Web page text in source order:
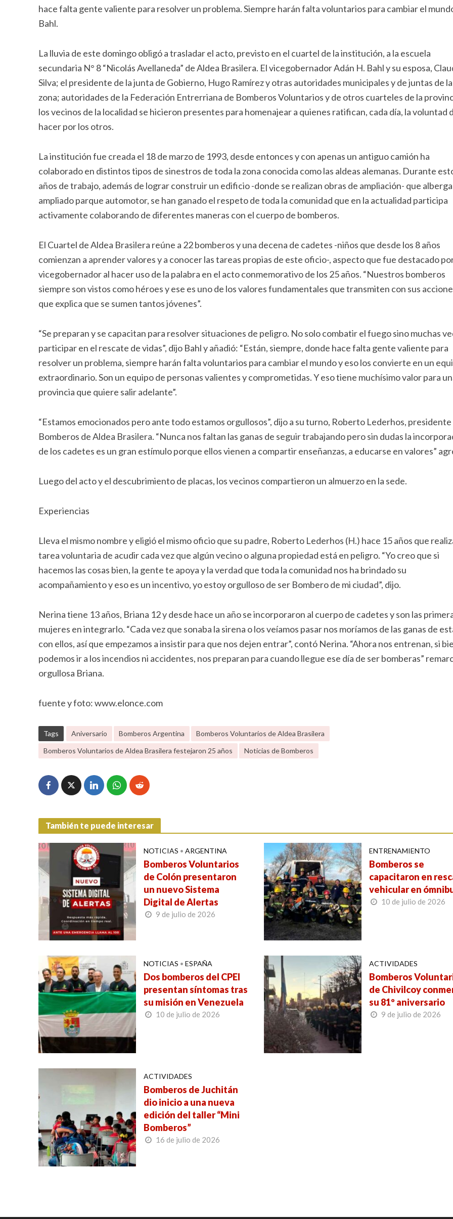
hace falta gente valiente para resolver un problema. Siempre harán falta voluntarios para cambiar el
Bahl.
La lluvia de este domingo obligó a trasladar el acto, previsto en el cuartel de la institución, a la escuela
secundaria N° 8 “Nicolás Avellaneda” de Aldea Brasilera. El vicegobernador Adán H. Bahl y su esposa,
Silva; el presidente de la junta de Gobierno, Hugo Ramírez y otras autoridades municipales y de juntas de la
zona; autoridades de la Federación Entrerriana de Bomberos Voluntarios y de otros cuarteles de la
los vecinos de la localidad se hicieron presentes para homenajear a quienes ratifican, cada día, la voluntad
hacer por los otros.
La institución fue creada el 18 de marzo de 1993, desde entonces y con apenas un antiguo camión ha
colaborado en distintos tipos de sinestros de toda la zona conocida como las aldeas alemanas. Durante
años de trabajo, además de lograr construir un edificio -donde se realizan obras de ampliación- que
ampliado parque automotor, se han ganado el respeto de toda la comunidad que en la actualidad participa
activamente colaborando de diferentes maneras con el cuerpo de bomberos.
El Cuartel de Aldea Brasilera reúne a 22 bomberos y una decena de cadetes -niños que desde los 8 años
comienzan a aprender valores y a conocer las tareas propias de este oficio-, aspecto que fue destacado
vicegobernador al hacer uso de la palabra en el acto conmemorativo de los 25 años. “Nuestros bomberos
siempre son vistos como héroes y ese es uno de los valores fundamentales que transmiten con sus
que explica que se sumen tantos jóvenes”.
“Se preparan y se capacitan para resolver situaciones de peligro. No solo combatir el fuego sino muchas
participar en el rescate de vidas”, dijo Bahl y añadió: “Están, siempre, donde hace falta gente valiente para
resolver un problema, siempre harán falta voluntarios para cambiar el mundo y eso los convierte en un
extraordinario. Son un equipo de personas valientes y comprometidas. Y eso tiene muchísimo valor para
provincia que quiere salir adelante”.
“Estamos emocionados pero ante todo estamos orgullosos”, dijo a su turno, Roberto Lederhos, presidente
Bomberos de Aldea Brasilera. “Nunca nos faltan las ganas de seguir trabajando pero sin dudas la
de los cadetes es un gran estímulo porque ellos vienen a compartir enseñanzas, a educarse en valores”
Luego del acto y el descubrimiento de placas, los vecinos compartieron un almuerzo en la sede.
Experiencias
Lleva el mismo nombre y eligió el mismo oficio que su padre, Roberto Lederhos (H.) hace 15 años que
tarea voluntaria de acudir cada vez que algún vecino o alguna propiedad está en peligro. “Yo creo que si
hacemos las cosas bien, la gente te apoya y la verdad que toda la comunidad nos ha brindado su
acompañamiento y eso es un incentivo, yo estoy orgulloso de ser Bombero de mi ciudad”, dijo.
Nerina tiene 13 años, Briana 12 y desde hace un año se incorporaron al cuerpo de cadetes y son las
mujeres en integrarlo. “Cada vez que sonaba la sirena o los veíamos pasar nos moríamos de las ganas de
con ellos, así que empezamos a insistir para que nos dejen entrar”, contó Nerina. “Ahora nos entrenan, si
podemos ir a los incendios ni accidentes, nos preparan para cuando llegue ese día de ser bomberas”
orgullosa Briana.
fuente y foto: www.elonce.com
Tags Aniversario Bomberos Argentina
Bomberos Voluntarios de Aldea Brasilera
Bomberos Voluntarios de Aldea Brasilera festejaron 25 años
Noticias de Bomberos
También te puede interesar
NOTICIAS • ARGENTINA
Bomberos Voluntarios
de Colón presentaron
un nuevo Sistema
Digital de Alertas
9 de julio de 2026
ENTRENAMIENTO
Bomberos se
capacitaron en
vehicular en
10 de julio de 2026
NOTICIAS • ESPAÑA
Dos bomberos del CPEI
presentan síntomas tras
su misión en Venezuela
10 de julio de 2026
ACTIVIDADES
Bomberos
de Chivilcoy
su 81º aniversario
9 de julio de 2026
ACTIVIDADES
Bomberos de Juchitán
dio inicio a una nueva
edición del taller “Mini
Bomberos”
16 de julio de 2026